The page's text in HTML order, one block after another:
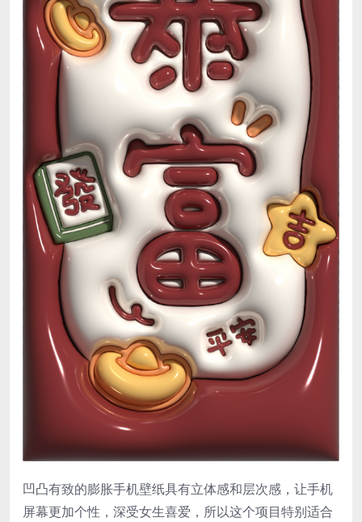
凹凸有致的膨胀手机壁纸具有立体感和层次感，让手机
屏幕更加个性，深受女生喜爱，所以这个项目特别适合